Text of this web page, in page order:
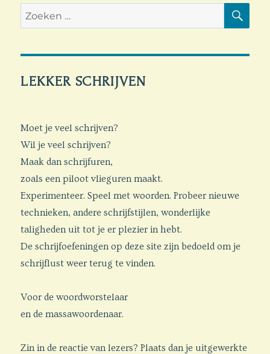
Zoeken
naar:
LEKKER SCHRIJVEN
Moet je veel schrijven?
Wil je veel schrijven?
Maak dan schrijfuren,
zoals een piloot vlieguren maakt.
Experimenteer. Speel met woorden. Probeer nieuwe
technieken, andere schrijfstijlen, wonderlijke
taligheden uit tot je er plezier in hebt.
De schrijfoefeningen op deze site zijn bedoeld om je
schrijflust weer terug te vinden.
Voor de woordworstelaar
en de massawoordenaar.
Zin in de reactie van lezers? Plaats dan je uitgewerkte